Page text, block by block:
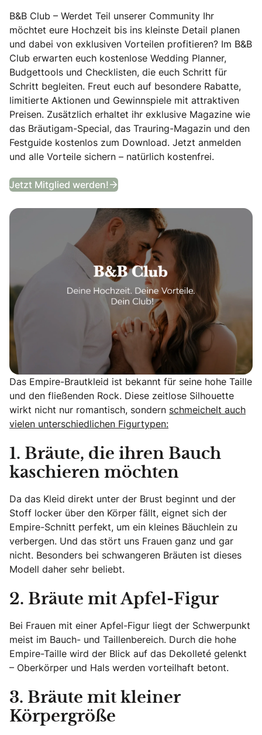
B&B Club – Werdet Teil unserer Community Ihr
möchtet eure Hochzeit bis ins kleinste Detail planen
und dabei von exklusiven Vorteilen profitieren? Im B&B
Club erwarten euch kostenlose Wedding Planner,
Budgettools und Checklisten, die euch Schritt für
Schritt begleiten. Freut euch auf besondere Rabatte,
limitierte Aktionen und Gewinnspiele mit attraktiven
Preisen. Zusätzlich erhaltet ihr exklusive Magazine wie
das Bräutigam-Special, das Trauring-Magazin und den
Festguide kostenlos zum Download. Jetzt anmelden
und alle Vorteile sichern – natürlich kostenfrei.
Jetzt Mitglied werden! B&B Club
Das Empire-Brautkleid ist bekannt für seine hohe Taille
und den fließenden Rock. Diese zeitlose Silhouette
wirkt nicht nur romantisch, sondern schmeichelt auch
vielen unterschiedlichen Figurtypen:
1. Bräute, die ihren Bauch
kaschieren möchten
Da das Kleid direkt unter der Brust beginnt und der
Stoff locker über den Körper fällt, eignet sich der
Empire-Schnitt perfekt, um ein kleines Bäuchlein zu
verbergen. Und das stört uns Frauen ganz und gar
nicht. Besonders bei schwangeren Bräuten ist dieses
Modell daher sehr beliebt.
2. Bräute mit Apfel-Figur
Bei Frauen mit einer Apfel-Figur liegt der Schwerpunkt
meist im Bauch- und Taillenbereich. Durch die hohe
Empire-Taille wird der Blick auf das Dekolleté gelenkt
– Oberkörper und Hals werden vorteilhaft betont.
3. Bräute mit kleiner
Körpergröße